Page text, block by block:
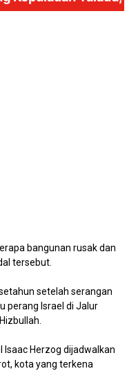
bangunan rusak dan
tersebut.
setelah serangan
perang Israel di Jalur
Isaac Herzog dijadwalkan
kota yang terkena